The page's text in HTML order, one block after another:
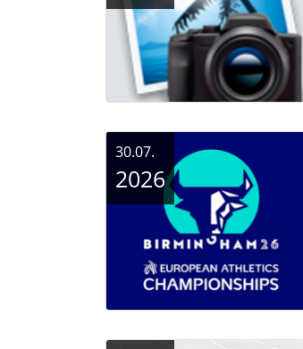
30.07.
2026